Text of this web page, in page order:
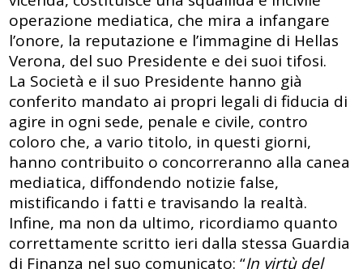
operazione mediatica, che mira a infangare
l’onore, la reputazione e l’immagine di Hellas
Verona, del suo Presidente e dei suoi tifosi.
La Società e il suo Presidente hanno già
conferito mandato ai propri legali di fiducia di
agire in ogni sede, penale e civile, contro
coloro che, a vario titolo, in questi giorni,
hanno contribuito o concorreranno alla canea
mediatica, diffondendo notizie false,
mistificando i fatti e travisando la realtà.
Infine, ma non da ultimo, ricordiamo quanto
correttamente scritto ieri dalla stessa Guardia
di Finanza nel suo comunicato: “In virtù del